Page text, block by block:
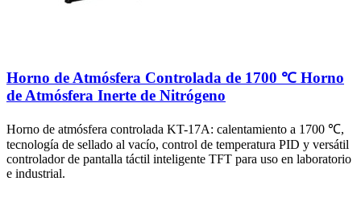
Horno de Atmósfera Controlada de 1700 ℃ Horno
de Atmósfera Inerte de Nitrógeno
Horno de atmósfera controlada KT-17A: calentamiento a 1700 ℃,
tecnología de sellado al vacío, control de temperatura PID y versátil
controlador de pantalla táctil inteligente TFT para uso en laboratorio
e industrial.